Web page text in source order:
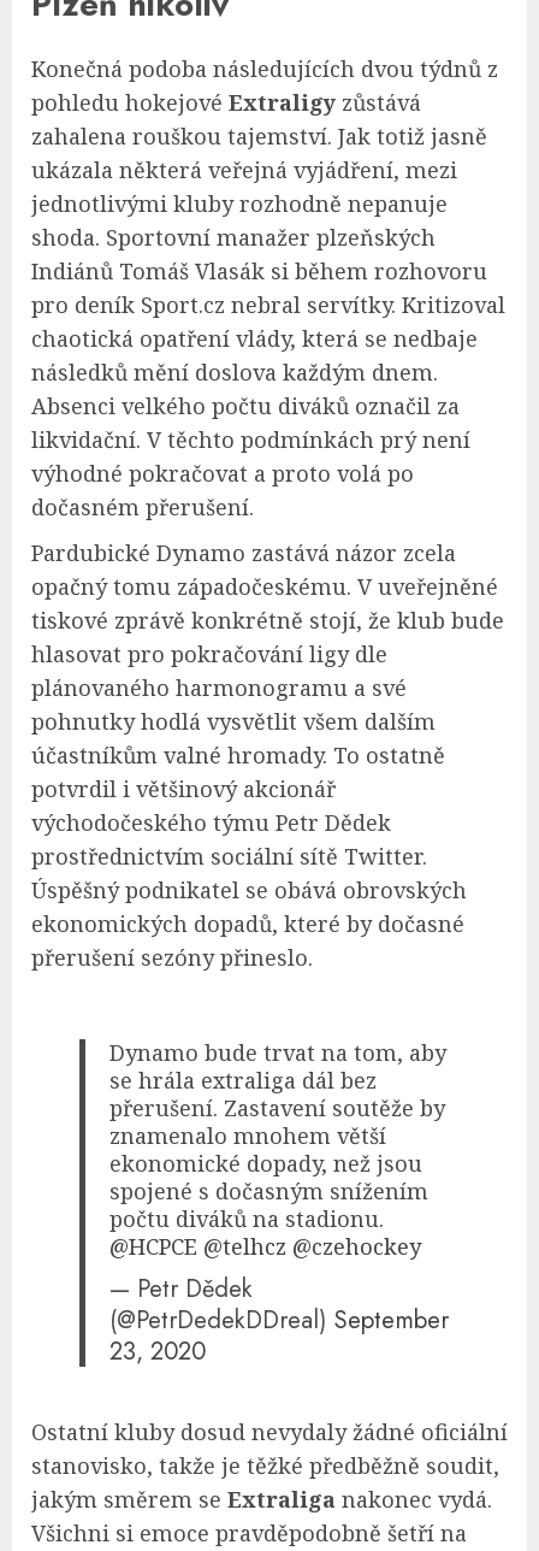
Konečná podoba následujících dvou týdnů z
pohledu hokejové Extraligy zůstává
zahalena rouškou tajemství. Jak totiž jasně
ukázala některá veřejná vyjádření, mezi
jednotlivými kluby rozhodně nepanuje
shoda. Sportovní manažer plzeňských
Indiánů Tomáš Vlasák si během rozhovoru
pro deník Sport.cz nebral servítky. Kritizoval
chaotická opatření vlády, která se nedbaje
následků mění doslova každým dnem.
Absenci velkého počtu diváků označil za
likvidační. V těchto podmínkách prý není
výhodné pokračovat a proto volá po
dočasném přerušení.
Pardubické Dynamo zastává názor zcela
opačný tomu západočeskému. V uveřejněné
tiskové zprávě konkrétně stojí, že klub bude
hlasovat pro pokračování ligy dle
plánovaného harmonogramu a své
pohnutky hodlá vysvětlit všem dalším
účastníkům valné hromady. To ostatně
potvrdil i většinový akcionář
východočeského týmu Petr Dědek
prostřednictvím sociální sítě Twitter.
Úspěšný podnikatel se obává obrovských
ekonomických dopadů, které by dočasné
přerušení sezóny přineslo.
Dynamo bude trvat na tom, aby
se hrála extraliga dál bez
přerušení. Zastavení soutěže by
znamenalo mnohem větší
ekonomické dopady, než jsou
spojené s dočasným snížením
počtu diváků na stadionu.
@HCPCE @telhcz @czehockey
— Petr Dědek
(@PetrDedekDDreal) September
23, 2020
Ostatní kluby dosud nevydaly žádné oficiální
stanovisko, takže je těžké předběžně soudit,
jakým směrem se Extraliga nakonec vydá.
Všichni si emoce pravděpodobně šetří na